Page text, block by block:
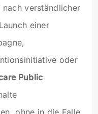
verständlicher
einer
oder
Public